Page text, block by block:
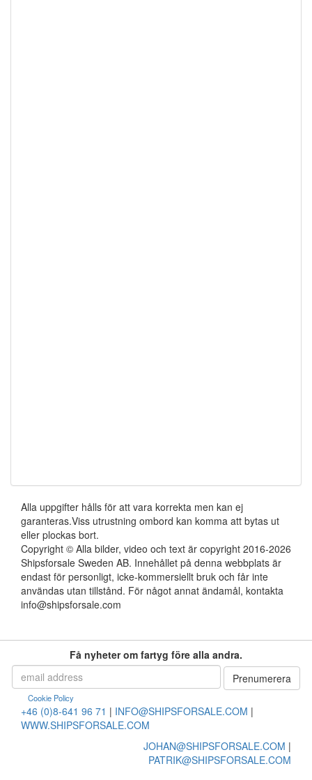
Alla uppgifter hålls för att vara korrekta men kan ej
garanteras.Viss utrustning ombord kan komma att bytas ut
eller plockas bort.
Copyright © Alla bilder, video och text är copyright 2016-2026
Shipsforsale Sweden AB. Innehållet på denna webbplats är
endast för personligt, icke-kommersiellt bruk och får inte
användas utan tillstånd. För något annat ändamål, kontakta
info@shipsforsale.com
Få nyheter om fartyg före alla andra.
Cookie Policy
+46 (0)8-641 96 71 | INFO@SHIPSFORSALE.COM |
WWW.SHIPSFORSALE.COM
JOHAN@SHIPSFORSALE.COM |
PATRIK@SHIPSFORSALE.COM